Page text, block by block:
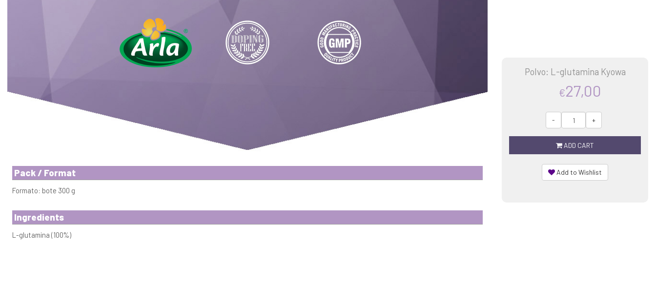
Pack / Format
Formato: bote 300 g
Ingredients
L-glutamina (100%)
Polvo: L-glutamina Kyowa
€27,00
- +
ADD CART
Add to Wishlist